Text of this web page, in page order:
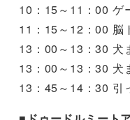
10：15～11：00 ゲ
11：15～12：00 脳
13：00～13：30 犬
13：00～13：30 犬
13：45～14：30 引